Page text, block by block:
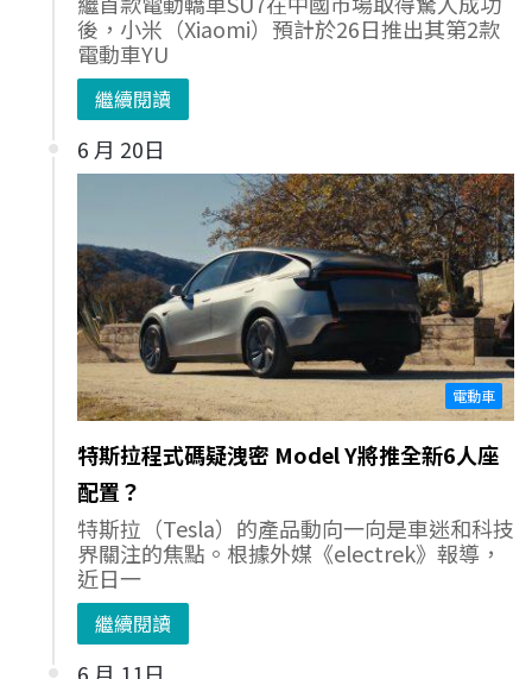
後，小米（Xiaomi）預計於26日推出其第2款
電動車YU
繼續閱讀
6 月 20日
電動車
特斯拉程式碼疑洩密 Model Y將推全新6人座
配置？
特斯拉（Tesla）的產品動向一向是車迷和科技
界關注的焦點。根據外媒《electrek》報導，
近日一
繼續閱讀